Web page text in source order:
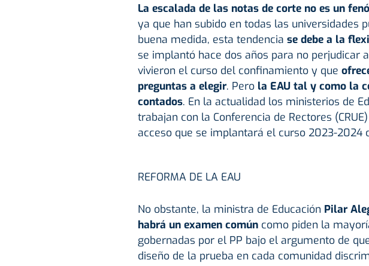
La escalada de las notas de corte no es un
ya que han subido en todas las universidades
buena medida, esta tendencia se debe a la
se implantó hace dos años para no perjudicar
vivieron el curso del confinamiento y que
preguntas a elegir. Pero la EAU tal y como la
contados. En la actualidad los ministerios de
trabajan con la Conferencia de Rectores
acceso que se implantará el curso 2023-2024
REFORMA DE LA EAU
No obstante, la ministra de Educación Pilar
habrá un examen comúncomo piden la
gobernadas por el PP bajo el argumento de
diseño de la prueba en cada comunidad